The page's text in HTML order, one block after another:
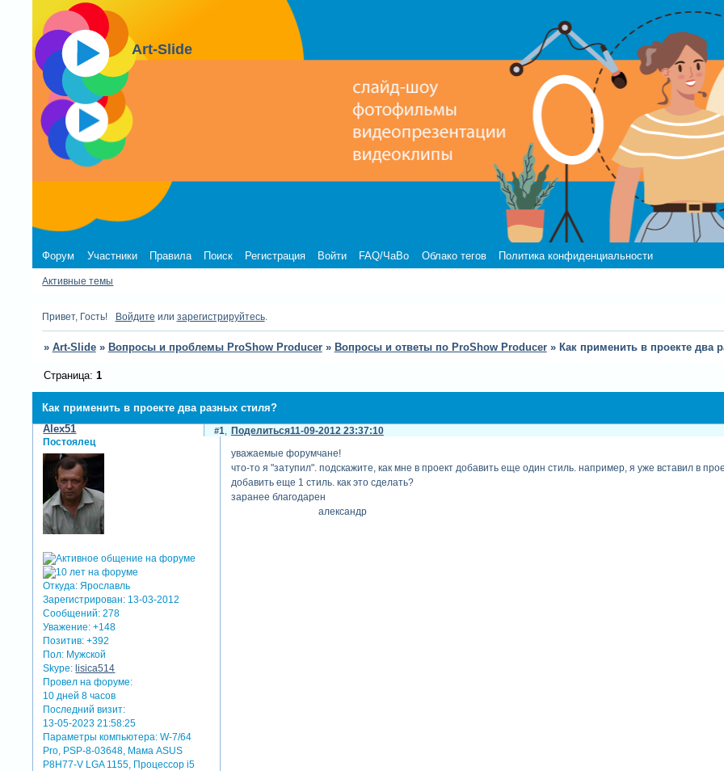
Art-Slide
Форум Участники Правила Поиск Регистрация Войти FAQ/ЧаВо Облако тегов Политика конфиденциальности
Активные темы
Привет, Гость! Войдите или зарегистрируйтесь.
» Art-Slide » Вопросы и проблемы ProShow Producer » Вопросы и ответы по ProShow Producer » Как применить в проекте два
Как применить в проекте два разных стиля?
Страница: 1
Поделиться
1 11-09-2012 23:37:10
Alex51
Постоялец
Откуда: Ярославль
Зарегистрирован: 13-03-2012
Сообщений: 278
Уважение: +148
Позитив: +392
Пол: Мужской
Skype: lisica514
Провел на форуме:
10 дней 8 часов
Последний визит:
13-05-2023 21:58:25
Параметры компьютера: W-7/64
Pro, PSP-8-03648, Мама ASUS
P8H77-V LGA 1155, Процессор i5
уважаемые форумчане!
что-то я "затупил". подскажите, как мне в проект добавить еще один стиль. например, я уже вставил в
добавить еще 1 стиль. как это сделать?
заранее благодарен
александр